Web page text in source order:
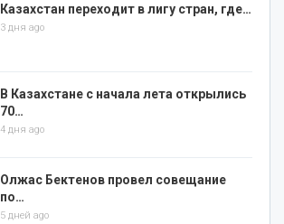
Казахстан переходит в лигу стран, где…
3 дня ago
В Казахстане с начала лета открылись
70…
4 дня ago
Олжас Бектенов провел совещание
по…
5 дней ago